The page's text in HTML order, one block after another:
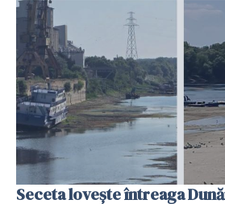
Seceta lovește întreaga